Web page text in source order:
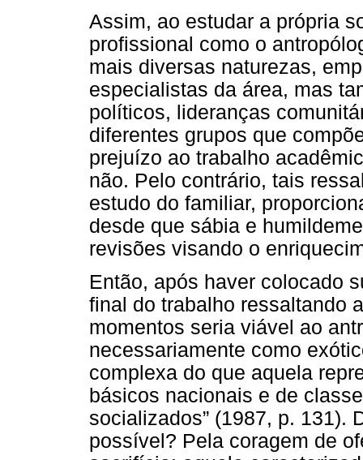
Assim, ao estudar a própria
profissional como o
mais diversas naturezas,
especialistas da área, mas
políticos, lideranças
diferentes grupos que
prejuízo ao trabalho
não. Pelo contrário, tais
estudo do familiar,
desde que sábia e
revisões visando o
Então, após haver colocado
final do trabalho ressaltando
momentos seria viável ao
necessariamente como
complexa do que aquela
básicos nacionais e de
socializados” (1987, p. 131).
possível? Pela coragem de